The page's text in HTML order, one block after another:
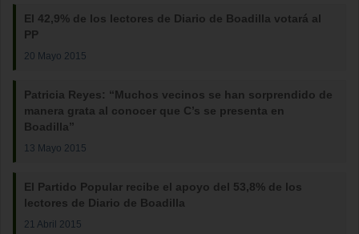
El 42,9% de los lectores de Diario de Boadilla votará al
PP
20 Mayo 2015
Patricia Reyes: “Muchos vecinos se han sorprendido de
manera grata al conocer que C’s se presenta en
Boadilla”
13 Mayo 2015
El Partido Popular recibe el apoyo del 53,8% de los
lectores de Diario de Boadilla
21 Abril 2015